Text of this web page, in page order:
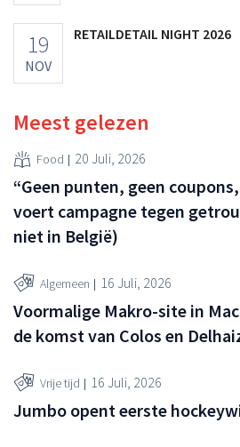
19
NOV
RETAILDETAIL NIGHT 2026
Meest gelezen
Food 20 Juli, 2026
“Geen punten, geen
voert campagne tegen
niet in België)
Algemeen 16 Juli, 2026
Voormalige Makro-site in
de komst van Colos en
Vrije tijd 16 Juli, 2026
Jumbo opent eerste